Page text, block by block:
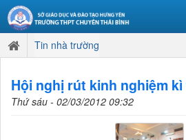
Tin nhà trường
Hội nghị rút kinh nghiệm kì
Thứ sáu - 02/03/2012 09:32